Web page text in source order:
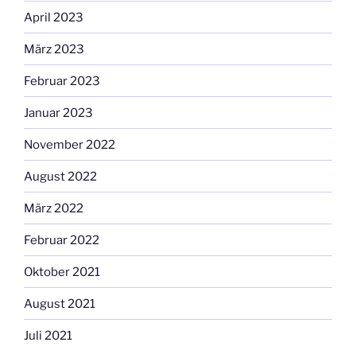
April 2023
März 2023
Februar 2023
Januar 2023
November 2022
August 2022
März 2022
Februar 2022
Oktober 2021
August 2021
Juli 2021